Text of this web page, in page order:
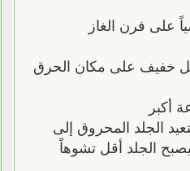
على فرن الغاز
خفيف على مكان الحرق
أكبر
الجلد المحروق إلى
الجلد أقل تشوهاً